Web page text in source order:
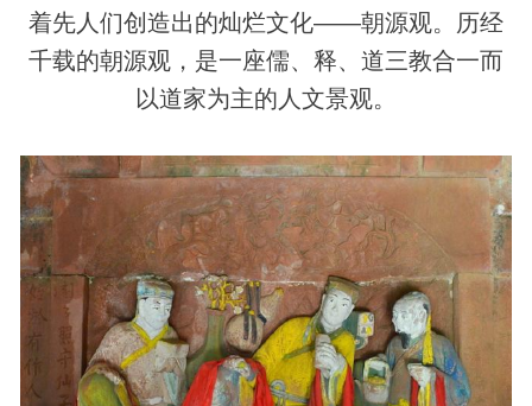
着先人们创造出的灿烂文化——朝源观。历经
千载的朝源观，是一座儒、释、道三教合一而
以道家为主的人文景观。